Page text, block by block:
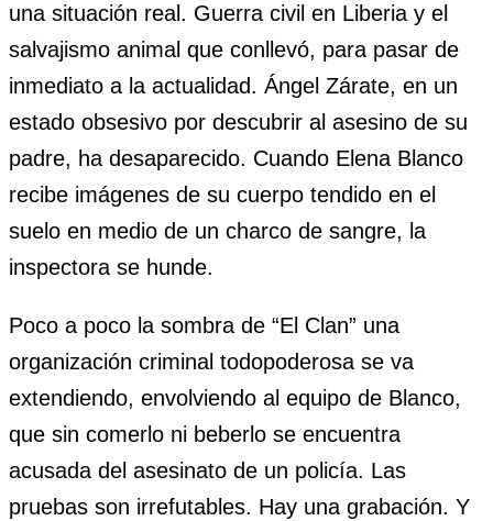
una situación real. Guerra civil en Liberia y el
salvajismo animal que conllevó, para pasar de
inmediato a la actualidad. Ángel Zárate, en un
estado obsesivo por descubrir al asesino de su
padre, ha desaparecido. Cuando Elena Blanco
recibe imágenes de su cuerpo tendido en el
suelo en medio de un charco de sangre, la
inspectora se hunde.
Poco a poco la sombra de “El Clan” una
organización criminal todopoderosa se va
extendiendo, envolviendo al equipo de Blanco,
que sin comerlo ni beberlo se encuentra
acusada del asesinato de un policía. Las
pruebas son irrefutables. Hay una grabación. Y